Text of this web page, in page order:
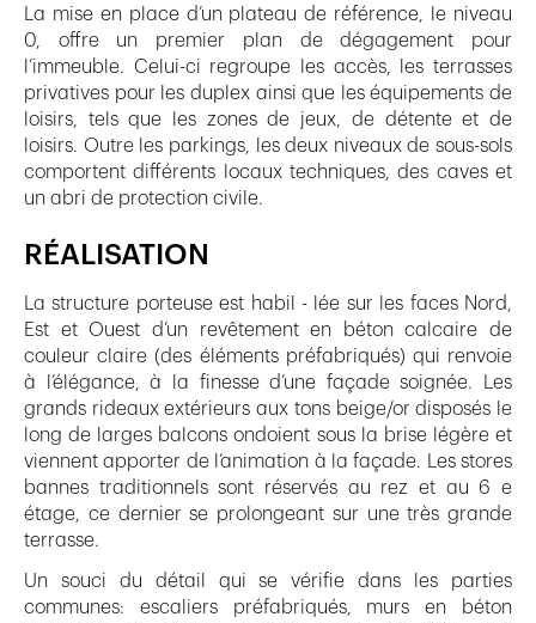
La mise en place d’un plateau de référence, le niveau
0, offre un premier plan de dégagement pour
l’immeuble. Celui-ci regroupe les accès, les terrasses
privatives pour les duplex ainsi que les équipements de
loisirs, tels que les zones de jeux, de détente et de
loisirs. Outre les parkings, les deux niveaux de sous-sols
comportent différents locaux techniques, des caves et
un abri de protection civile.
RÉALISATION
La structure porteuse est habil - lée sur les faces Nord,
Est et Ouest d’un revêtement en béton calcaire de
couleur claire (des éléments préfabriqués) qui renvoie
à l’élégance, à la finesse d’une façade soignée. Les
grands rideaux extérieurs aux tons beige/or disposés le
long de larges balcons ondoient sous la brise légère et
viennent apporter de l’animation à la façade. Les stores
bannes traditionnels sont réservés au rez et au 6 e
étage, ce dernier se prolongeant sur une très grande
terrasse.
Un souci du détail qui se vérifie dans les parties
communes: escaliers préfabriqués, murs en béton